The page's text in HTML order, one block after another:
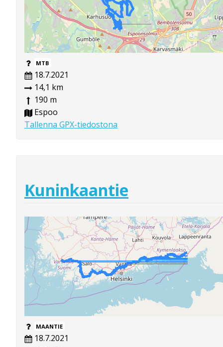
MTB
18.7.2021
14,1 km
190 m
Espoo
Tallenna GPX-tiedostona
Kuninkaantie
MAANTIE
18.7.2021